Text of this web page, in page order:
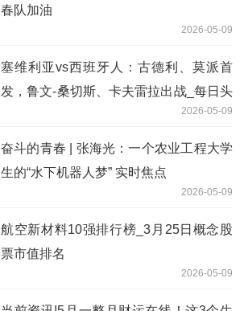
春队加油
2026-05-09
塞维利亚vs西班牙人：古德利、莫派首
发，鲁文-桑切斯、卡夫雷拉出战_每日头
2026-05-09
奋斗的青春 | 张海光：一个农业工程大学
生的“水下机器人梦” 实时焦点
2026-05-09
航空新材料10强排行榜_3月25日概念股
票市值排名
2026-05-09